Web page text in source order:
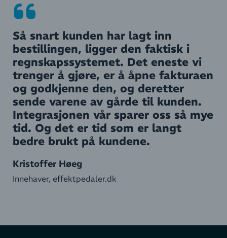
Så snart kunden har lagt inn
bestillingen, ligger den faktisk i
regnskapssystemet. Det eneste vi
trenger å gjøre, er å åpne fakturaen
og godkjenne den, og deretter
sende varene av gårde til kunden.
Integrasjonen vår sparer oss så mye
tid. Og det er tid som er langt
bedre brukt på kundene.
Kristoffer Høeg
Innehaver, effektpedaler.dk